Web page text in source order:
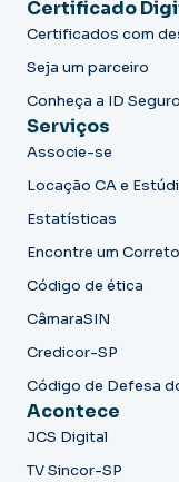
Certificado
Certificados com
Seja um parceiro
Conheça a ID Seguro
Serviços
Associe-se
Locação CA e
Estatísticas
Encontre um
Código de ética
CâmaraSIN
Credicor-SP
Código de Defesa
Acontece
JCS Digital
TV Sincor-SP